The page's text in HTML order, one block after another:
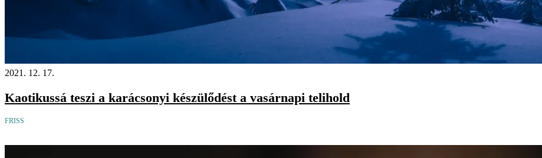
2021. 12. 17.
Kaotikussá teszi a karácsonyi készülődést a vasárnapi telihold
FRISS